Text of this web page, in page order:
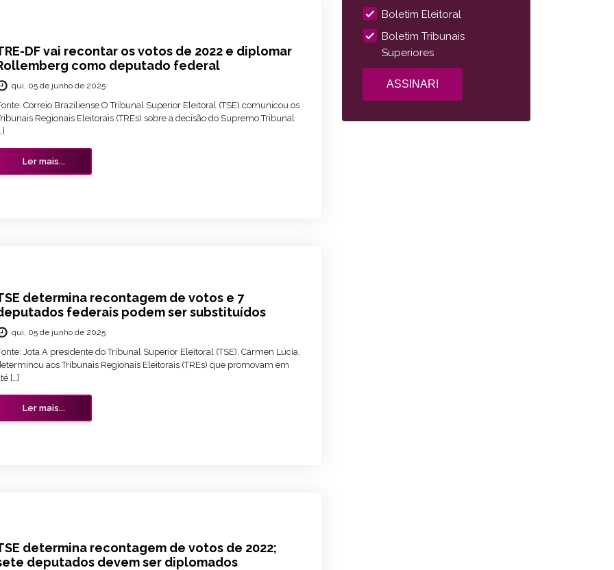
DF vai recontar os votos de 2022 e diplomar
como deputado federal
qui, 05 de junho de 2025
Correio Braziliense O Tribunal Superior Eleitoral (TSE) comunicou os
Regionais Eleitorais (TREs) sobre a decisão do Supremo Tribunal
Ler mais...
determina recontagem de votos e 7
federais podem ser substituídos
qui, 05 de junho de 2025
Jota A presidente do Tribunal Superior Eleitoral (TSE), Cármen Lúcia,
aos Tribunais Regionais Eleitorais (TREs) que promovam em
[…]
Ler mais...
determina recontagem de votos de 2022;
deputados devem ser diplomados
Boletim Eleitoral
Boletim Tribunais
Superiores